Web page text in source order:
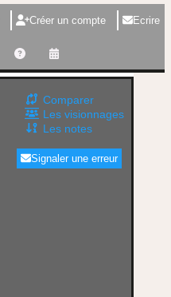
Créer un compte Ecrire
Comparer
Les visionnages
Les notes
Signaler une erreur